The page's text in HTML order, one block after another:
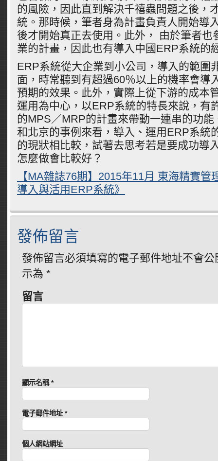
的風險，因此直到解決千禧蟲問題之後，
統。那時候，筆者身為計畫負責人開始導
後才開始真正去使用。此外， 由於筆者也
業的計畫，因此也有導入中國ERP系統的
ERP系統從大企業到小公司，導入的範圍
面，時常聽到有超過60％以上的機率會導
預期的效果。此外，實際上從下游的成本
運用為中心，以ERP系統的特長來說，有
的MPS／MRP的計畫來帶動一連串的功
和北京的事例來看，導入、運用ERP系統
的現狀相比較，試著去思考若是要成功導
怎麼做會比較好？
【MA雜誌76期】2015年11月 東海精實管
導入與活用ERP系統》
發佈留言
發佈留言必須填寫的電子郵件地址不會公
示為 *
留言
顯示名稱*
電子郵件地址*
個人網站網址